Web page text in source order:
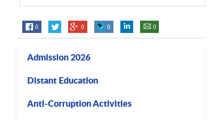
0 0 0 0
Admission 2026
Distant Education
Anti-Corruption Activities